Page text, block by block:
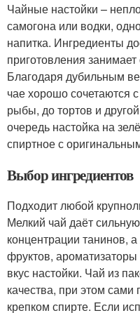
Чайные настойки –
самогона или водки,
напитка. Ингредиенты
приготовления
Благодаря дубильным
чае хорошо сочетаются
рыбы, до тортов и
очередь настойка на
спиртное с
Выбор ингредиентов
Подходит любой
Мелкий чай даёт
концентрации танинов,
фруктов,
вкус настойки. Чай из
качества, при этом сами
крепком спирте. Если